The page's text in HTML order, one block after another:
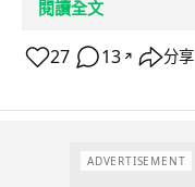
閱讀全文
27 13 ↗ 分享
ADVERTISEMENT